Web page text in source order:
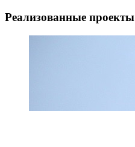
Реализованные проекты